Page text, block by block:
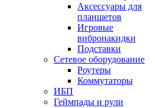
Аксессуары для
планшетов
Игровые
вибронакидки
Подставки
Сетевое оборудование
Роутеры
Коммутаторы
ИБП
Геймпады и рули